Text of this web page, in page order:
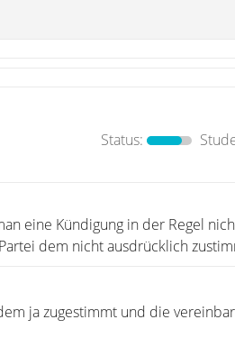
Status:
eine Kündigung in der Regel
dem nicht ausdrücklich
ja zugestimmt und die